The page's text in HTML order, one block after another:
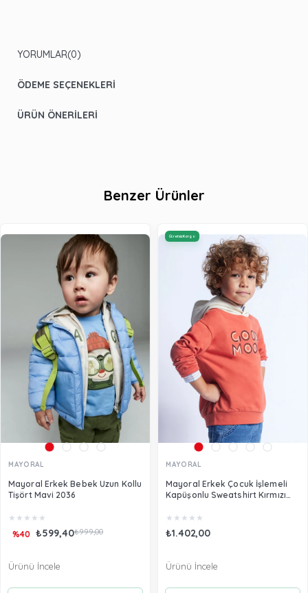
YORUMLAR(0)
ÖDEME SEÇENEKLERI
ÜRÜN ÖNERILERI
Benzer Ürünler
MAYORAL
Mayoral Erkek Bebek Uzun Kollu
Tişört Mavi 2036
★ ★ ★ ★ ★
₺599,40₺999,00
%40
Ürünü İncele
MAYORAL
Mayoral Erkek Çocuk İşlemeli
Kapüşonlu Sweatshirt Kırmızı
★ ★ ★ ★ ★
₺1.402,00
Ürünü İncele
Ücretsiz Kargo